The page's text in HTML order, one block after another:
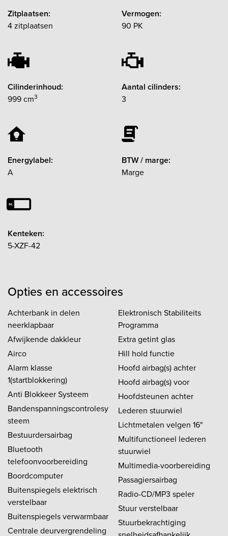
Zitplaatsen:
4 zitplaatsen
Vermogen:
90 PK
Cilinderinhoud:
999 cm3
Aantal cilinders:
3
Energylabel:
A
BTW / marge:
Marge
Kenteken:
5-XZF-42
Opties en accessoires
Achterbank in delen
neerklapbaar
Afwijkende dakkleur
Airco
Alarm klasse
1(startblokkering)
Anti Blokkeer Systeem
Bandenspanningscontrolesy
steem
Bestuurdersairbag
Bluetooth
telefoonvoorbereiding
Boordcomputer
Buitenspiegels elektrisch
verstelbaar
Buitenspiegels verwarmbaar
Centrale deurvergrendeling
Elektronisch Stabiliteits
Programma
Extra getint glas
Hill hold functie
Hoofd airbag(s) achter
Hoofd airbag(s) voor
Hoofdsteunen achter
Lederen stuurwiel
Lichtmetalen velgen 16"
Multifunctioneel lederen
stuurwiel
Multimedia-voorbereiding
Passagiersairbag
Radio-CD/MP3 speler
Stuur verstelbaar
Stuurbekrachtiging